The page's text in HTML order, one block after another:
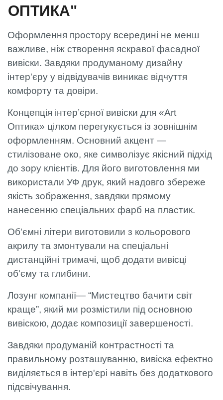
ОПТИКА"
Оформлення простору всередині не менш
важливе, ніж створення яскравої фасадної
вивіски. Завдяки продуманому дизайну
інтер'єру у відвідувачів виникає відчуття
комфорту та довіри.
Концепція інтер’єрної вивіски для «Art
Оптика» цілком перегукується із зовнішнім
оформленням. Основний акцент —
стилізоване око, яке символізує якісний підхід
до зору клієнтів. Для його виготовлення ми
використали УФ друк, який надовго збереже
якість зображення, завдяки прямому
нанесенню спеціальних фарб на пластик.
Об'ємні літери виготовили з кольорового
акрилу та змонтували на спеціальні
дистанційні тримачі, щоб додати вивісці
об'єму та глибини.
Лозунг компанії— “Мистецтво бачити світ
краще”, який ми розмістили під основною
вивіскою, додає композиції завершеності.
Завдяки продуманій контрастності та
правильному розташуванню, вивіска ефектно
виділяється в інтер'єрі навіть без додаткового
підсвічування.